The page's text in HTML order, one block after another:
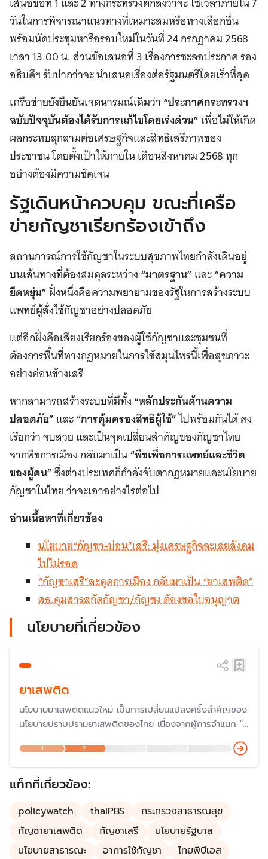
วันในการพิจารณาแนวทางที่เหมาะสมหรือทางเลือกอื่น
พร้อมนัดประชุมหารือรอบใหม่ในวันที่ 24 กรกฎาคม 2568
เวลา 13.00 น. ส่วนข้อเสนอที่ 3 เรื่องการชะลอประกาศ รอง
อธิบดีฯ รับปากว่าจะ นำเสนอเรื่องต่อรัฐมนตรีโดยเร็วที่สุด
เครือข่ายยังยืนยันเจตนารมณ์เดิมว่า“ประกาศกระทรวงฯ
ฉบับปัจจุบันต้องได้รับการแก้ไขโดยเร่งด่วน”เพื่อไม่ให้เกิด
ผลกระทบลุกลามต่อเศรษฐกิจและสิทธิเสรีภาพของ
ประชาชน โดยตั้งเป้าให้ภายใน เดือนสิงหาคม 2568 ทุก
อย่างต้องมีความชัดเจน
​​รัฐเดินหน้าควบคุม ขณะที่เครือ
ข่ายกัญชาเรียกร้องเข้าถึง
สถานการณ์การใช้กัญชาในระบบสุขภาพไทยกำลังเดินอยู่
บนเส้นทางที่ต้องสมดุลระหว่าง“มาตรฐาน”และ“ความ
ยืดหยุ่น”ฝั่งหนึ่งคือความพยายามของรัฐในการสร้างระบบ
แพทย์ผู้สั่งใช้กัญชาอย่างปลอดภัย
แต่อีกฝั่งคือเสียงเรียกร้องของผู้ใช้กัญชาและชุมชนที่
ต้องการพื้นที่ทางกฎหมายในการใช้สมุนไพรนี้เพื่อสุขภาวะ
อย่างค่อนข้างเสรี
หากสามารถสร้างระบบที่มีทั้ง“หลักประกันด้านความ
ปลอดภัย”และ“การคุ้มครองสิทธิผู้ใช้”ไปพร้อมกันได้ คง
เรียกว่า จบสวย และเป็นจุดเปลี่ยนสำคัญของกัญชาไทย
จากพืชการเมือง กลับมาเป็น“พืชเพื่อการแพทย์และชีวิต
ของผู้คน”ซึ่งต่างประเทศก็กำลังจับตากฎหมายและนโยบาย
กัญชาในไทย ว่าจะเอาอย่างไรต่อไป
อ่านเนื้อหาที่เกี่ยวข้อง
นโยบาย“กัญชา-บ่อน”เสรี: มุ่งเศรษฐกิจละเลยสังคม
ไปไม่รอด
“กัญชาเสรี”สะดุดการเมือง กลับมาเป็น “ยาเสพติด”
สธ.คุมสารสกัดกัญชา/กัญชง ต้องขอใบอนุญาต
นโยบายที่เกี่ยวข้อง
ยาเสพติด
นโยบายยาเสพติดแนวใหม่ เป็นการเปลี่ยนแปลงครั้งสำคัญของ
นโยบายปราบปรามยาเสพติดของไทย เนื่องจากผู้การจำแนก "ผู้
เสพ คือ ผู้ป่วย" ทำให้ไม่ต้องรับโทษหนักเป็น "ผู้ค้า" อีกต่อไป
และกระทรวงสาธารณสุข มีบทบาทสำคัญของนโยบายยาเสพติด
แนวใหม่
1 2
แท็กที่เกี่ยวข้อง:
policywatch thaiPBS
กระทรวงสาธารณสุข
กัญชายาเสพติด
กัญชาเสรี
นโยบายรัฐบาล
นโยบายสาธารณะ
อาการใช้กัญชา ไทยพีบีเอส